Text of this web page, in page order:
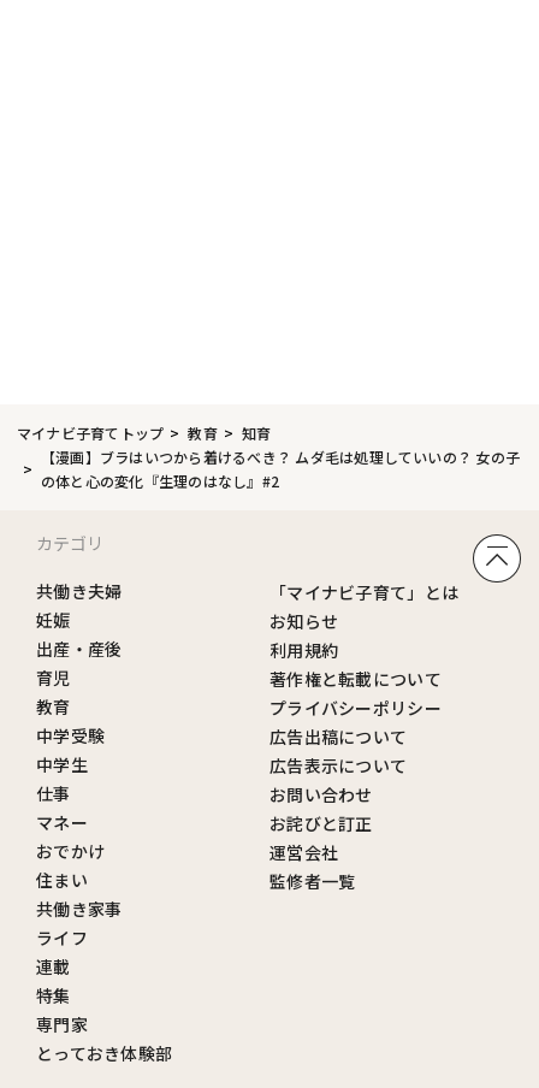
マイナビ子育てトップ 教育
知育
【漫画】ブラはいつから着けるべき？ ムダ毛は処理していいの？ 女の子
の体と心の変化『生理のはなし』#2
カテゴリ
共働き夫婦
妊娠
出産・産後
育児
教育
中学受験
中学生
仕事
マネー
おでかけ
住まい
共働き家事
ライフ
連載
特集
専門家
とっておき体験部
「マイナビ子育て」とは
お知らせ
利用規約
著作権と転載について
プライバシーポリシー
広告出稿について
広告表示について
お問い合わせ
お詫びと訂正
運営会社
監修者一覧